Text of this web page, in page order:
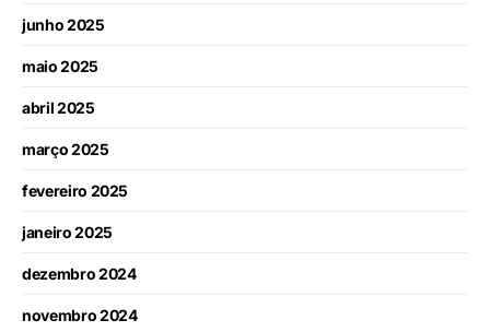
junho 2025
maio 2025
abril 2025
março 2025
fevereiro 2025
janeiro 2025
dezembro 2024
novembro 2024